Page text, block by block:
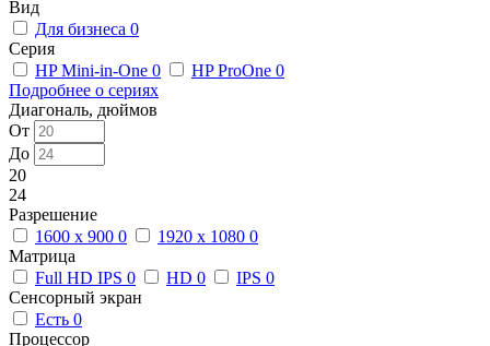
Вид
Для бизнеса 0
Серия
HP Mini-in-One 0 HP ProOne 0
Подробнее о сериях
Диагональ, дюймов
От
До
20
24
Разрешение
1600 x 900 0 1920 x 1080 0
Матрица
Full HD IPS 0 HD 0 IPS 0
Сенсорный экран
Есть 0
Процессор